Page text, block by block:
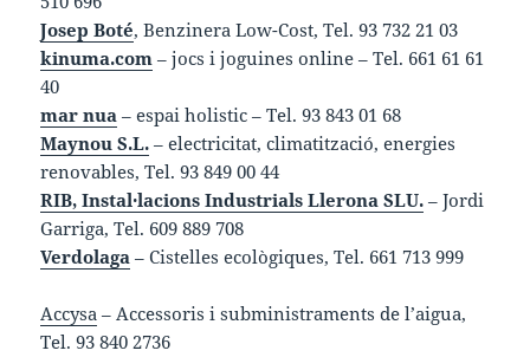
Josep Boté, Benzinera Low-Cost, Tel. 93 732 21 03
kinuma.com – jocs i joguines online – Tel. 661 61 61
40
mar nua – espai holistic – Tel. 93 843 01 68
Maynou S.L. – electricitat, climatització, energies
renovables, Tel. 93 849 00 44
RIB, Instal·lacions Industrials Llerona SLU. – Jordi
Garriga, Tel. 609 889 708
Verdolaga – Cistelles ecològiques, Tel. 661 713 999
Accysa – Accessoris i subministraments de l’aigua,
Tel. 93 840 2736